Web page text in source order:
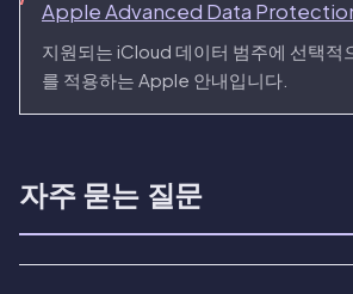
Apple Advanced Data
지원되는 iCloud 데이터 범주에 선택적
를 적용하는 Apple 안내입니다.
자주 묻는 질문